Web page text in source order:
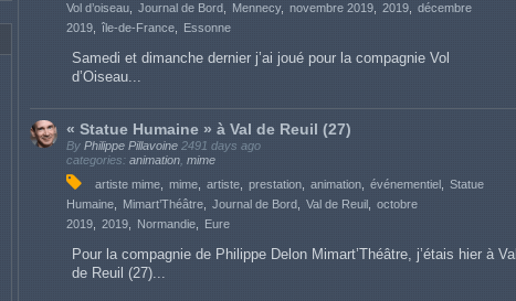
Vol d’oiseau
Journal de Bord Mennecy novembre 2019 2019
décembre
2019
île-de-France Essonne
Samedi et dimanche dernier j’ai joué pour la compagnie Vol
d’Oiseau...
« Statue Humaine » à Val de Reuil (27)
By Philippe Pillavoine 2491 days ago
categories: animation mime
artiste mime
mime artiste prestation animation événementiel
Statue
Humaine
Mimart’Théâtre Journal de Bord Val de Reuil
octobre
2019
2019 Normandie Eure
Pour la compagnie de Philippe Delon Mimart’Théâtre, j’étais hier à Val
de Reuil (27)...